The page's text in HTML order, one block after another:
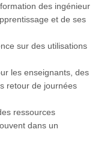
des ingénieur
et de ses
sur des utilisations
les enseignants, des
retour de journées
ressources
dans un